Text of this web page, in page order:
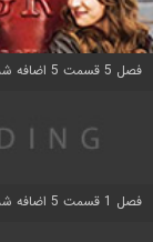
فصل 5 قسمت 5 اضافه شد
فصل 1 قسمت 5 اضافه شد